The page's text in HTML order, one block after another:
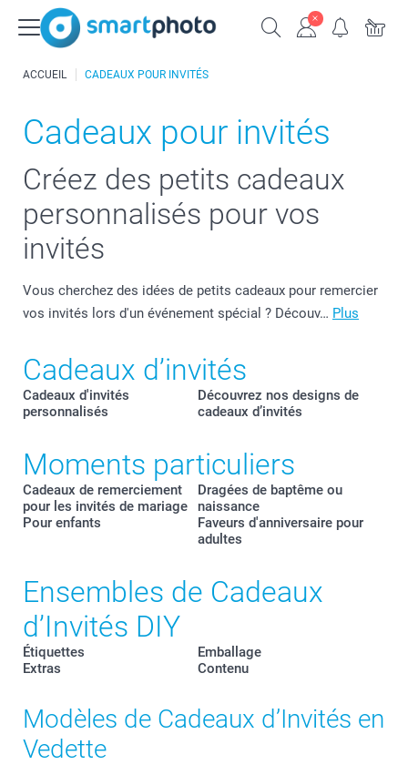
ACCUEIL CADEAUX POUR INVITÉS
Cadeaux pour invités
Créez des petits cadeaux
personnalisés pour vos
invités
Vous cherchez des idées de petits cadeaux pour remercier
vos invités lors d'un événement spécial ? Découv… Plus
Cadeaux d’invités
Cadeaux d'invités
personnalisés
Découvrez nos designs de
cadeaux d’invités
Moments particuliers
Cadeaux de remerciement
pour les invités de mariage
Dragées de baptême ou
naissance
Pour enfants
Faveurs d'anniversaire pour
adultes
Ensembles de Cadeaux
d’Invités DIY
Étiquettes
Emballage
Extras
Contenu
Modèles de Cadeaux d’Invités en
Vedette